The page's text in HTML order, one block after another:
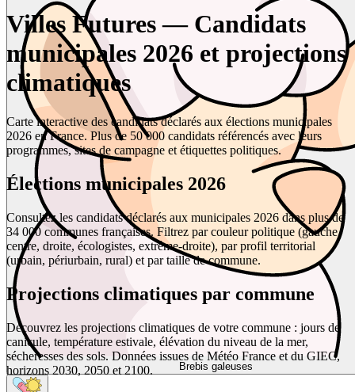
Brebis galeuses
Villes Futures — Candidats
municipales 2026 et projections
climatiques
Carte interactive des candidats déclarés aux élections municipales
2026 en France. Plus de 50 000 candidats référencés avec leurs
programmes, sites de campagne et étiquettes politiques.
Élections municipales 2026
Consultez les candidats déclarés aux municipales 2026 dans plus de
34 000 communes françaises. Filtrez par couleur politique (gauche,
centre, droite, écologistes, extrême-droite), par profil territorial
(urbain, périurbain, rural) et par taille de commune.
Projections climatiques par commune
Découvrez les projections climatiques de votre commune : jours de
canicule, température estivale, élévation du niveau de la mer,
sécheresses des sols. Données issues de Météo France et du GIEC,
horizons 2030, 2050 et 2100.